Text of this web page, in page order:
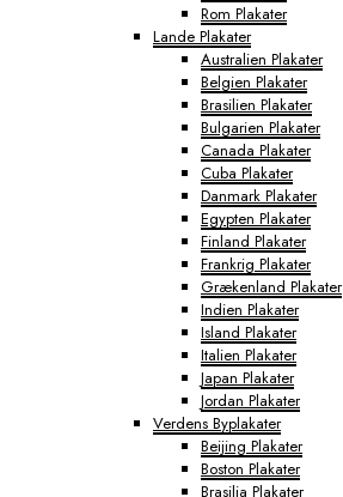
Rom Plakater
Lande Plakater
Australien Plakater
Belgien Plakater
Brasilien Plakater
Bulgarien Plakater
Canada Plakater
Cuba Plakater
Danmark Plakater
Egypten Plakater
Finland Plakater
Frankrig Plakater
Grækenland Plakater
Indien Plakater
Island Plakater
Italien Plakater
Japan Plakater
Jordan Plakater
Verdens Byplakater
Beijing Plakater
Boston Plakater
Brasilia Plakater